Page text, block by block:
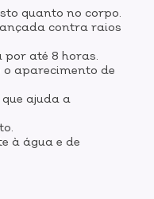
quanto no corpo.
contra raios
até 8 horas.
o aparecimento de
ajuda a
à água e de